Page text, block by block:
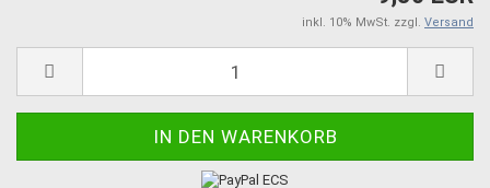
inkl. 10% MwSt. zzgl. Versand